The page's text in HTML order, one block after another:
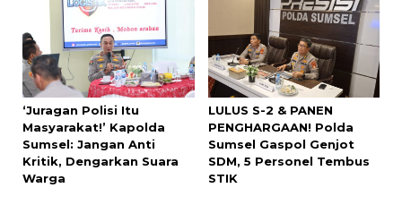
‘Juragan Polisi Itu
Masyarakat!’ Kapolda
Sumsel: Jangan Anti
Kritik, Dengarkan Suara
Warga
LULUS S-2 & PANEN
PENGHARGAAN! Polda
Sumsel Gaspol Genjot
SDM, 5 Personel Tembus
STIK